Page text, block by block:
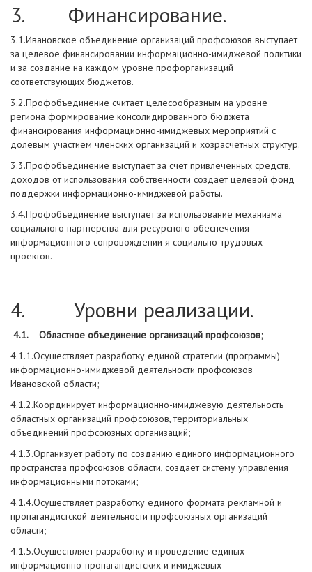
3. Финансирование.
3.1.Ивановское объединение организаций профсоюзов выступает
за целевое финансировании информационно-имиджевой политики
и за создание на каждом уровне профорганизаций
соответствующих бюджетов.
3.2.Профобъединение считает целесообразным на уровне
региона формирование консолидированного бюджета
финансирования информационно-имиджевых мероприятий с
долевым участием членских организаций и хозрасчетных структур.
3.3.Профобъединение выступает за счет привлеченных средств,
доходов от использования собственности создает целевой фонд
поддержки информационно-имиджевой работы.
3.4.Профобъединение выступает за использование механизма
социального партнерства для ресурсного обеспечения
информационного сопровождении я социально-трудовых
проектов.
4. Уровни реализации.
4.1. Областное объединение организаций профсоюзов;
4.1.1.Осуществляет разработку единой стратегии (программы)
информационно-имиджевой деятельности профсоюзов
Ивановской области;
4.1.2.Координирует информационно-имиджевую деятельность
областных организаций профсоюзов, территориальных
объединений профсоюзных организаций;
4.1.3.Организует работу по созданию единого информационного
пространства профсоюзов области, создает систему управления
информационными потоками;
4.1.4.Осуществляет разработку единого формата рекламной и
пропагандистской деятельности профсоюзных организаций
области;
4.1.5.Осуществляет разработку и проведение единых
информационно-пропагандистских и имиджевых